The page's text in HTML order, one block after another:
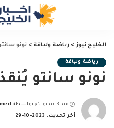
الخليج نيوز> رياضة ولياقة > نونو
رياضة ولياقة
نونو سانتو
منذ 3 سنوات
Posted
by
بواسطة
آخر تحديث: 2023-10-29